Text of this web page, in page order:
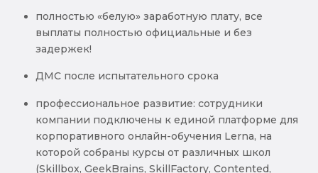
полностью «белую» заработную плату, все
выплаты полностью официальные и без
задержек!
ДМС после испытательного срока
профессиональное развитие: сотрудники
компании подключены к единой платформе для
корпоративного онлайн-обучения Lerna, на
которой собраны курсы от различных школ
(Skillbox, GeekBrains, SkillFactory, Contented,